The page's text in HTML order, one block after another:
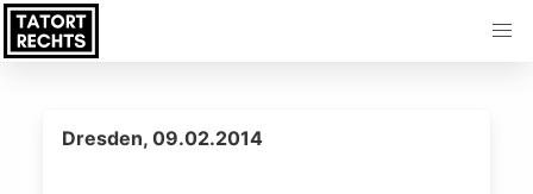
Dresden, 09.02.2014